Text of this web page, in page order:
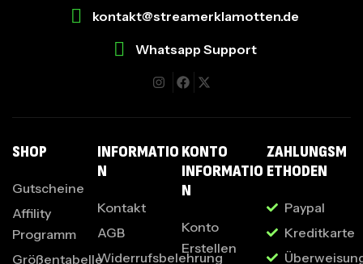
kontakt@streamerklamotten.de
Whatsapp Support
SHOP
Gutscheine
Affility
Programm
Größentabelle
INFORMATIO
N
Kontakt
AGB
Widerrufsbelehrung
KONTO
INFORMATIO
N
Konto
Erstellen
ZAHLUNGSM
ETHODEN
Paypal
Kreditkarte